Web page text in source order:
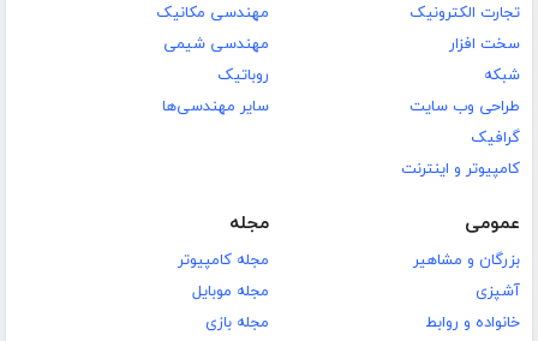
تجارت الکترونیک
سخت افزار
شبکه
طراحی وب سایت
گرافیک
کامپیوتر و اینترنت
مهندسی مکانیک
مهندسی شیمی
روباتیک
سایر مهندسی‌ها
عمومی
بزرگان و مشاهیر
آشپزی
خانواده و روابط
مجله
مجله کامپیوتر
مجله موبایل
مجله بازی